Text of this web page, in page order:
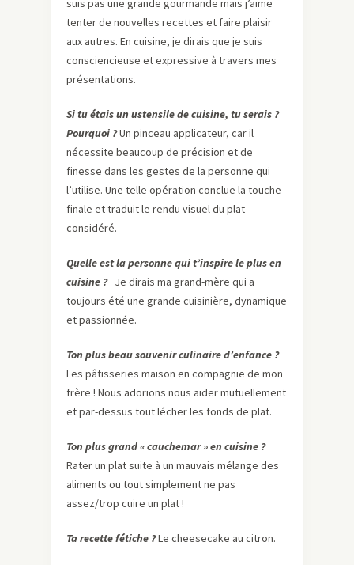
suis pas une grande gourmande mais j’aime
tenter de nouvelles recettes et faire plaisir
aux autres. En cuisine, je dirais que je suis
consciencieuse et expressive à travers mes
présentations.
Si tu étais un ustensile de cuisine, tu serais ?
Pourquoi ?Un pinceau applicateur, car il
nécessite beaucoup de précision et de
finesse dans les gestes de la personne qui
l’utilise. Une telle opération conclue la touche
finale et traduit le rendu visuel du plat
considéré.
Quelle est la personne qui t’inspire le plus en
cuisine ? Je dirais ma grand-mère qui a
toujours été une grande cuisinière, dynamique
et passionnée.
Ton plus beau souvenir culinaire d’enfance ?
Les pâtisseries maison en compagnie de mon
frère ! Nous adorions nous aider mutuellement
et par-dessus tout lécher les fonds de plat.
Ton plus grand « cauchemar » en cuisine ?
Rater un plat suite à un mauvais mélange des
aliments ou tout simplement ne pas
assez/trop cuire un plat !
Ta recette fétiche ?Le cheesecake au citron.